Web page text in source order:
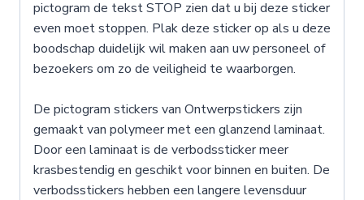
pictogram de tekst STOP zien dat u bij deze sticker
even moet stoppen. Plak deze sticker op als u deze
boodschap duidelijk wil maken aan uw personeel of
bezoekers om zo de veiligheid te waarborgen.
De pictogram stickers van Ontwerpstickers zijn
gemaakt van polymeer met een glanzend laminaat.
Door een laminaat is de verbodssticker meer
krasbestendig en geschikt voor binnen en buiten. De
verbodsstickers hebben een langere levensduur